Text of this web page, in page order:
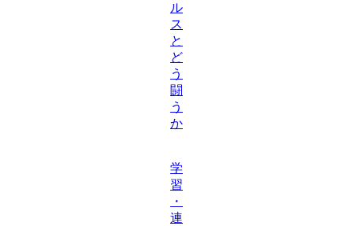
ル
ス
と
ど
う
闘
う
か
学
習
・
連